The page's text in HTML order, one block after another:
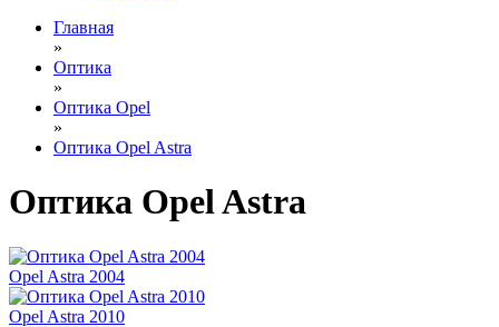
Главная
»
Оптика
»
Оптика Opel
»
Оптика Opel Astra
Оптика Opel Astra
Opel Astra 2004
Opel Astra 2010